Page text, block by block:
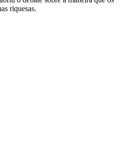
riquesas.